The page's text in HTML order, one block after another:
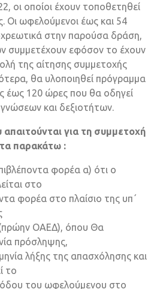
οποίοι έχουν τοποθετηθεί
Οι ωφελούμενοι έως και 54
στην παρούσα δράση,
συμμετέχουν εφόσον το έχουν
της αίτησης συμμετοχής
θα υλοποιηθεί πρόγραμμα
έως 120 ώρες που θα οδηγεί
και δεξιοτήτων.
απαιτούνται για τη συμμετοχή
τα παρακάτω :
φορέα α) ότι ο
στο
φορέα στο πλαίσιο της υπ΄
ΟΑΕΔ), όπου Θα
πρόσληψης,
λήξης της απασχόλησης και
το
του ωφελούμενου στο